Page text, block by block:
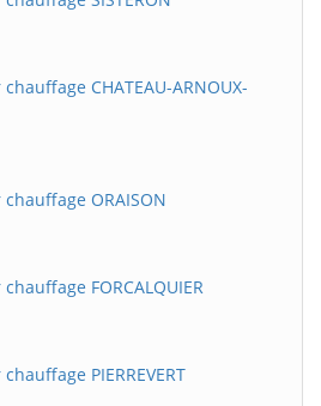
CHATEAU-ARNOUX-
ORAISON
FORCALQUIER
PIERREVERT